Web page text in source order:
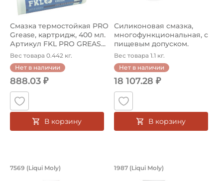
Смазка термостойкая PRO
Grease, картридж, 400 мл.
Артикул FKL PRO GREAS...
Вес товара 0.442 кг.
Нет в наличии
888.03 ₽
В корзину
Силиконовая смазка,
многофункциональная, с
пищевым допуском.
Артикул OK...
Вес товара 1.1 кг.
Нет в наличии
18 107.28 ₽
В корзину
Высокотемпературная смазка для
7569 (Liqui Moly) Смазка ШРУС с
1987 (Liqui Moly)